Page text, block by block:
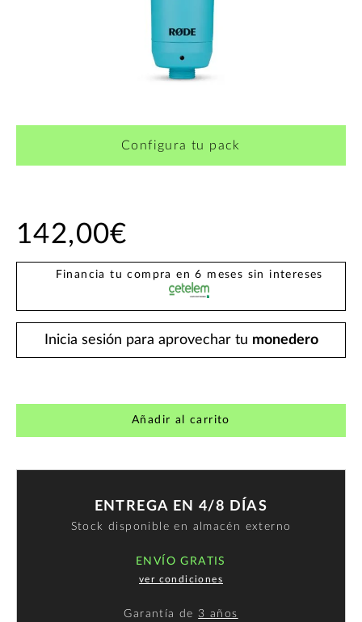
Configura tu pack
142,00€
Financia tu compra en 6 meses sin intereses
Inicia sesión para aprovechar tu monedero
Añadir al carrito
ENTREGA EN 4/8 DÍAS
Stock disponible en almacén externo
ENVÍO GRATIS
ver condiciones
Garantía de 3 años